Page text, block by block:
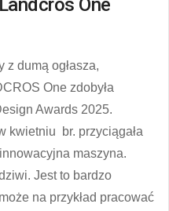
z dumą ogłasza,
One zdobyła
Awards 2025.
kwietniu br. przyciągała
maszyna.
Jest to bardzo
na przykład pracować